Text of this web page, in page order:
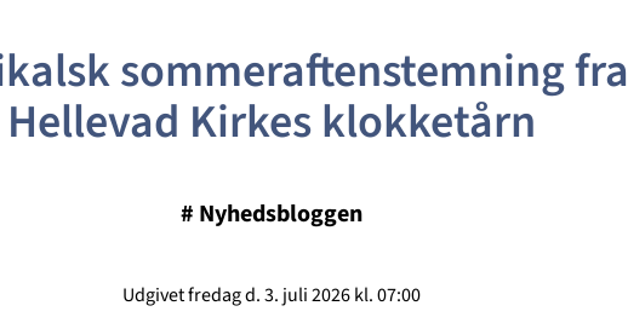
sommeraftenstemning fra
Hellevad Kirkes klokketårn
# Nyhedsbloggen
Udgivet fredag d. 3. juli 2026 kl. 07:00